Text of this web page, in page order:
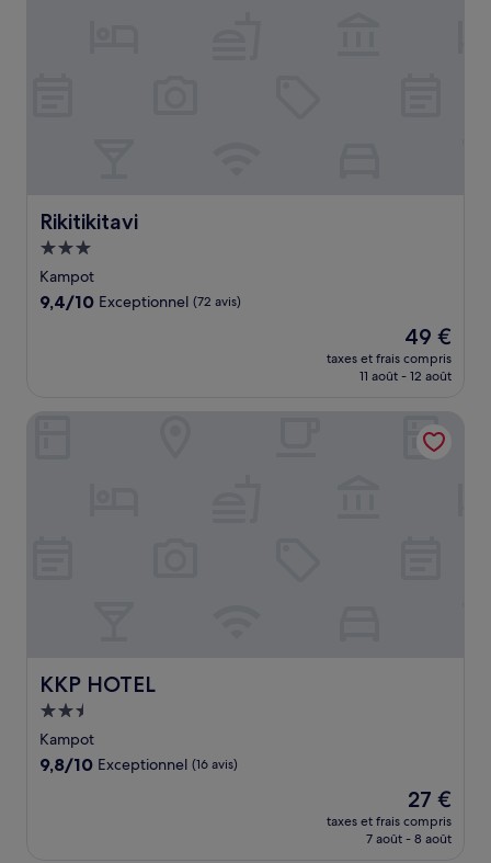
Rikitikitavi
Rikitikitavi
Hébergement
3.0 étoiles
Kampot
9.4
9,4/10 Exceptionnel (72 avis)
Le
nouveau
prix
de
49 €
49 €
taxes et frais compris
11 août - 12 août
KKP HOTEL
KKP HOTEL
Hébergement
2.5 étoiles
Kampot
9.8
9,8/10 Exceptionnel (16 avis)
Le
nouveau
prix
27 €
taxes et frais compris
7 août - 8 août